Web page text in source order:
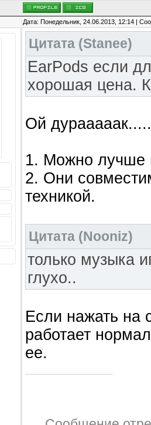
Дата: Понедельник, 24.06.2013, 12:14 |
Цитата (Stanee)
EarPods если
хорошая цена.
Ой
1. Можно лучше
2. Они
техникой.
Цитата (Nooniz)
только музыка
глухо..
Если нажать на
работает
ее.